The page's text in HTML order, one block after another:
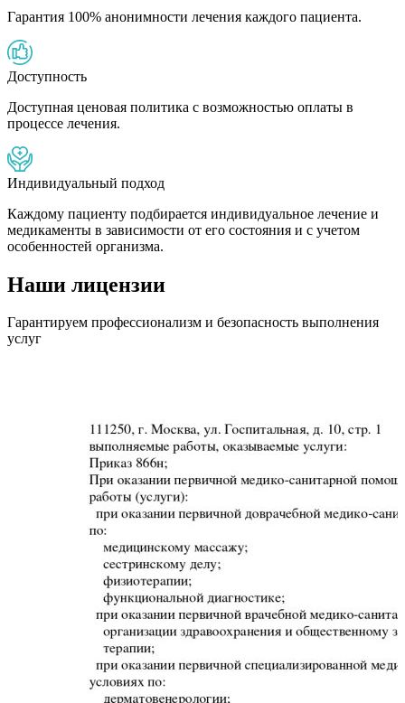
Гарантия 100% анонимности лечения каждого пациента.
Доступность
Доступная ценовая политика с возможностью оплаты в
процессе лечения.
Индивидуальный подход
Каждому пациенту подбирается индивидуальное лечение и
медикаменты в зависимости от его состояния и с учетом
особенностей организма.
Наши лицензии
Гарантируем профессионализм и безопасность выполнения
услуг